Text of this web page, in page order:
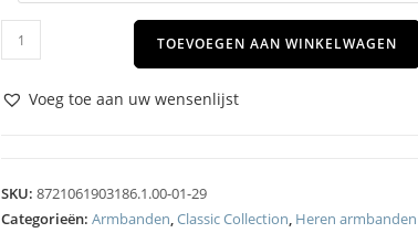
TOEVOEGEN AAN WINKELWAGEN
Voeg toe aan uw wensenlijst
SKU: 8721061903186.1.00-01-29
Categorieën: Armbanden,Classic Collection, Heren armbanden